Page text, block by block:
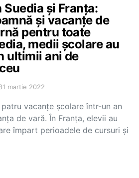
și Franța:
și vacanțe de
pentru toate
medii școlare au
ultimii ani de
martie 2022
vacanțe școlare într-un an
de vară. În Franța, elevii au
împart perioadele de cursuri și